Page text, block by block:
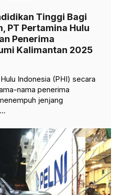
Tinggi Bagi
PT Pertamina Hulu
Penerima
Kalimantan 2025
Indonesia (PHI) secara
nama penerima
jenjang